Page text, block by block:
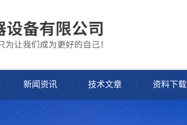
新闻资讯 技术文章 资料下载